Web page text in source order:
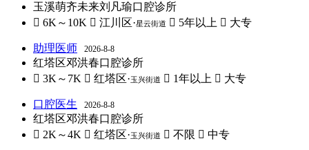
玉溪萌齐未来刘凡瑜口腔诊所
 6K～10K  江川区·星云街道  5年以上  大专
助理医师 2026-8-8
红塔区邓洪春口腔诊所
 3K～7K  红塔区·玉兴街道  1年以上  大专
口腔医生 2026-8-8
红塔区邓洪春口腔诊所
 2K～4K  红塔区·玉兴街道  不限  中专